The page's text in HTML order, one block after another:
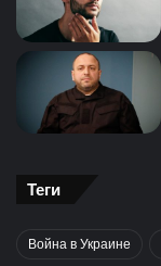
Теги
Война в Украине